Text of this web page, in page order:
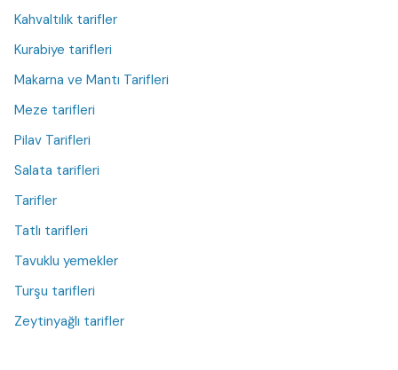
Kahvaltılık tarifler
Kurabiye tarifleri
Makarna ve Mantı Tarifleri
Meze tarifleri
Pilav Tarifleri
Salata tarifleri
Tarifler
Tatlı tarifleri
Tavuklu yemekler
Turşu tarifleri
Zeytinyağlı tarifler